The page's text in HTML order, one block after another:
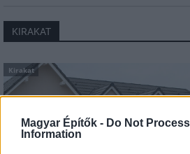
Magyar Építők - Do Not
Information
KIRAKAT
Kirakat